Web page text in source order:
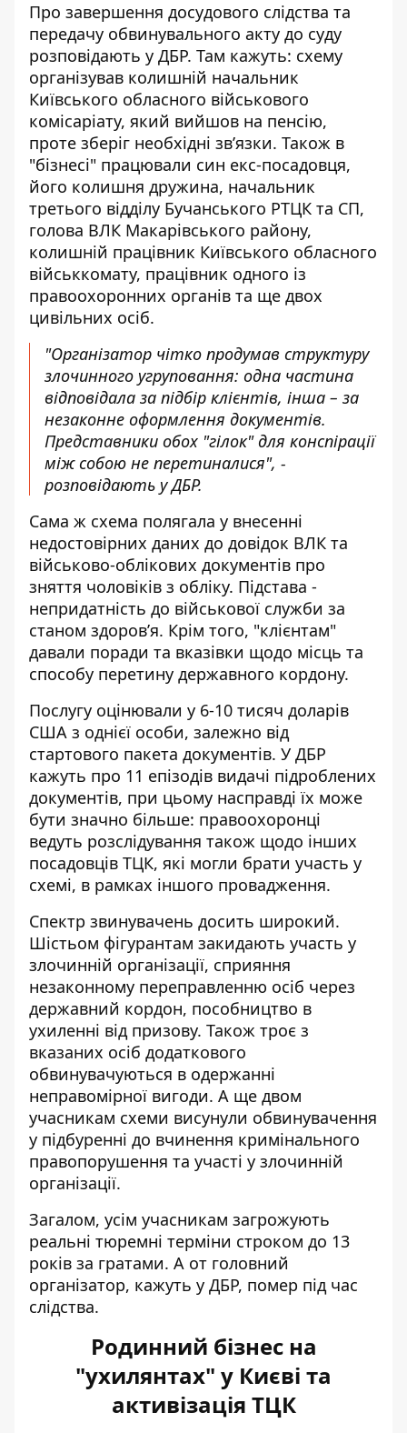
Про завершення досудового слідства та
передачу обвинувального акту до суду
розповідають у ДБР. Там кажуть: схему
організував колишній начальник
Київського обласного військового
комісаріату, який вийшов на пенсію,
проте зберіг необхідні зв’язки. Також в
"бізнесі" працювали син екс-посадовця,
його колишня дружина, начальник
третього відділу Бучанського РТЦК та СП,
голова ВЛК Макарівського району,
колишній працівник Київського обласного
військкомату, працівник одного із
правоохоронних органів та ще двох
цивільних осіб.
"Організатор чітко продумав структуру
злочинного угруповання: одна частина
відповідала за підбір клієнтів, інша – за
незаконне оформлення документів.
Представники обох "гілок" для конспірації
між собою не перетиналися", -
розповідають у ДБР.
Сама ж схема полягала у внесенні
недостовірних даних до довідок ВЛК та
військово-облікових документів про
зняття чоловіків з обліку. Підстава -
непридатність до військової служби за
станом здоров’я. Крім того, "клієнтам"
давали поради та вказівки щодо місць та
способу перетину державного кордону.
Послугу оцінювали у 6-10 тисяч доларів
США з однієї особи, залежно від
стартового пакета документів. У ДБР
кажуть про 11 епізодів видачі підроблених
документів, при цьому насправді їх може
бути значно більше: правоохоронці
ведуть розслідування також щодо інших
посадовців ТЦК, які могли брати участь у
схемі, в рамках іншого провадження.
Спектр звинувачень досить широкий.
Шістьом фігурантам закидають участь у
злочинній організації, сприяння
незаконному переправленню осіб через
державний кордон, пособництво в
ухиленні від призову. Також троє з
вказаних осіб додаткового
обвинувачуються в одержанні
неправомірної вигоди. А ще двом
учасникам схеми висунули обвинувачення
у підбуренні до вчинення кримінального
правопорушення та участі у злочинній
організації.
Загалом, усім учасникам загрожують
реальні тюремні терміни строком до 13
років за гратами. А от головний
організатор, кажуть у ДБР, помер під час
слідства.
Родинний бізнес на
"ухилянтах" у Києві та
активізація ТЦК